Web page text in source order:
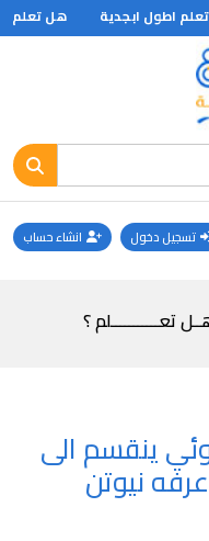
اطول ابجدية هل تعلم
تسجيل دخول انشاء حساب
تعـــــــــــلم ؟
ينقسم الى
نيوتن